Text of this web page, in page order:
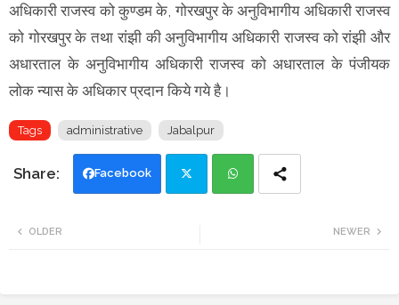
अधिकारी राजस्व को कुण्डम के, गोरखपुर के अनुविभागीय अधिकारी राजस्व
को गोरखपुर के तथा रांझी की अनुविभागीय अधिकारी राजस्व को रांझी और
अधारताल के अनुविभागीय अधिकारी राजस्व को अधारताल के पंजीयक
लोक न्यास के अधिकार प्रदान किये गये है।
Tags administrative Jabalpur
Facebook
NEWER
OLDER